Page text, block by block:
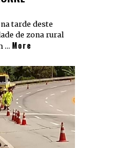
tarde deste
de zona rural
… More